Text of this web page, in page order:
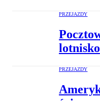
PRZEJAZDY
lotnisko
PRZEJAZDY